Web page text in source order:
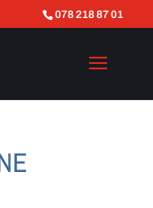
078 218 87 01